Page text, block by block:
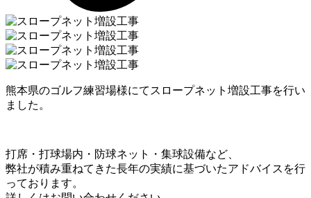
熊本県のゴルフ練習場様にてスロープネット増設工事を行い
ました。
打席・打球場内・防球ネット・集球設備など、
弊社が積み重ねてきた⻑年の実績に基づいたアドバイスを⾏
っております。